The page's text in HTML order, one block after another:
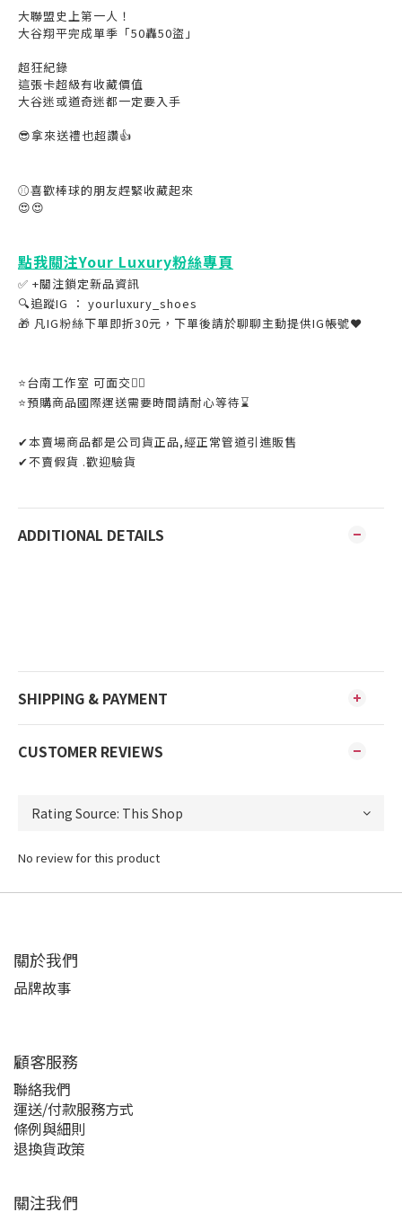
大聯盟史上第一人！
大谷翔平完成單季「50轟50盜」
超狂紀錄
這張卡超級有收藏價值
大谷迷或道奇迷都一定要入手
😎拿來送禮也超讚👍
⚾️喜歡棒球的朋友趕緊收藏起來
😍😍
點我關注Your Luxury粉絲專頁
✅ +關注鎖定新品資訊
🔍追蹤IG ： yourluxury_shoes
🎁 凡IG粉絲下單即折30元，下單後請於聊聊主動提供IG帳號❤
⭐️台南工作室 可面交👌🏼
⭐️預購商品國際運送需要時間請耐心等待⌛️
✔本賣場商品都是公司貨正品,經正常管道引進販售
✔不賣假貨 .歡迎驗貨
ADDITIONAL DETAILS
SHIPPING & PAYMENT
CUSTOMER REVIEWS
No review for this product
關於我們
品牌故事
顧客服務
聯絡我們
運送/付款服務方式
條例與細則
退換貨政策
關注我們